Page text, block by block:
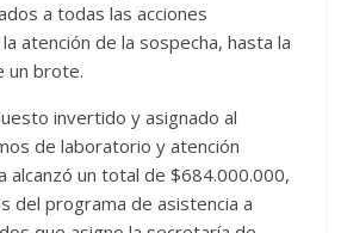
a todas las acciones
atención de la sospecha, hasta la
un brote.
invertido y asignado al
de laboratorio y atención
alcanzó un total de $684.000.000,
del programa de asistencia a